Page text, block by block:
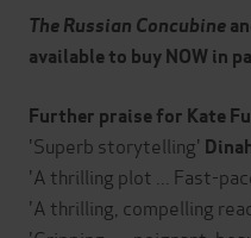
The Russian Concubine
available to buy NOW in
Further praise for Kate
'Superb storytelling'
'A thrilling plot ... Fast-
'A thrilling, compelling